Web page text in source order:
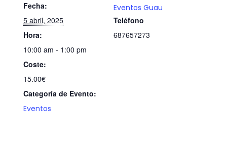
Fecha:
5 abril, 2025
Hora:
10:00 am - 1:00 pm
Coste:
15.00€
Categoría de Evento:
Eventos
Eventos Guau
Teléfono
687657273